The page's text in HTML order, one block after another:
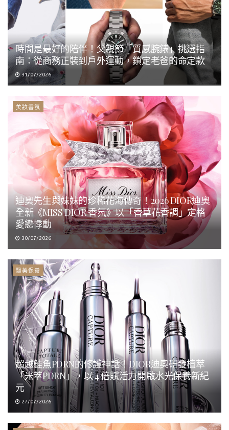
時間是最好的陪伴！父親節「質感腕錶」挑選指
南：從商務正裝到戶外運動，鎖定老爸的命定款
31/07/2026
美妝香氛
迪奧先生與妹妹的珍稀花海傳奇！2026 DIOR迪奧
全新《MISS DIOR 香氛》以「香草花香調」定格
愛戀悸動
30/07/2026
醫美保養
超越鮭魚PDRN的修護神話！DIOR迪奧研發植萃
「米萃PDRN」，以 4 倍賦活力開啟水光保養新紀
元
27/07/2026